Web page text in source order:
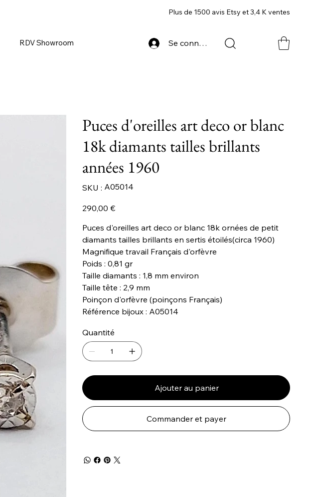
RDV Showroom Se connecter
Plus de 1500 avis Etsy et 3,4 K ventes
Puces d'oreilles art deco or blanc
18k diamants tailles brillants
années 1960
SKU :
SKU
A05014
A05014
Prix
290,00 €
Puces d'oreilles art deco or blanc 18k ornées de petit
diamants tailles brillants en sertis étoilés(circa 1960)
Magnifique travail Français d'orfèvre
Poids : 0,81 gr
Taille diamants : 1,8 mm environ
Taille tête : 2,9 mm
Poinçon d'orfèvre (poinçons Français)
Référence bijoux : A05014
Quantité
Ajouter au panier
Commander et payer